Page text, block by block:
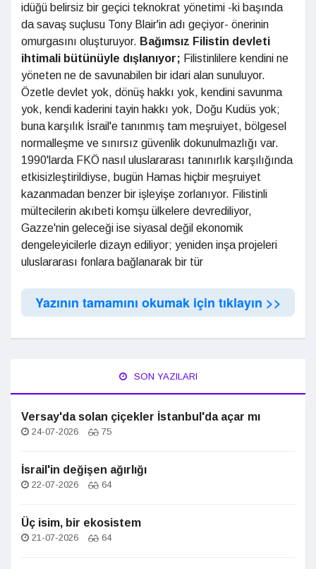
idüğü belirsiz bir geçici teknokrat yönetimi -ki başında
da savaş suçlusu Tony Blair'in adı geçiyor- önerinin
omurgasını oluşturuyor. Bağımsız Filistin devleti
ihtimali bütünüyle dışlanıyor; Filistinlilere kendini ne
yöneten ne de savunabilen bir idari alan sunuluyor.
Özetle devlet yok, dönüş hakkı yok, kendini savunma
yok, kendi kaderini tayin hakkı yok, Doğu Kudüs yok;
buna karşılık İsrail'e tanınmış tam meşruiyet, bölgesel
normalleşme ve sınırsız güvenlik dokunulmazlığı var.
1990'larda FKÖ nasıl uluslararası tanınırlık karşılığında
etkisizleştirildiyse, bugün Hamas hiçbir meşruiyet
kazanmadan benzer bir işleyişe zorlanıyor. Filistinli
mültecilerin akıbeti komşu ülkelere devrediliyor,
Gazze'nin geleceği ise siyasal değil ekonomik
dengeleyicilerle dizayn ediliyor; yeniden inşa projeleri
uluslararası fonlara bağlanarak bir tür
Yazının tamamını okumak için tıklayın >>
SON YAZILARI
Versay'da solan çiçekler İstanbul'da açar mı
24-07-2026 75
İsrail'in değişen ağırlığı
22-07-2026 64
Üç isim, bir ekosistem
21-07-2026 64